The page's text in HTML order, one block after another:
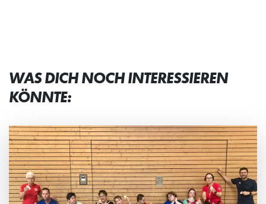
WAS DICH NOCH INTERESSIEREN
KÖNNTE: